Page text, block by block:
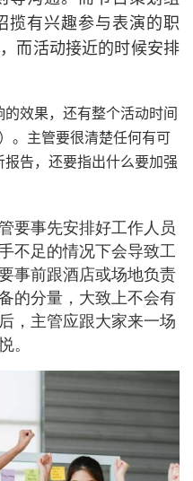
揽有兴趣参与表演的职
而活动接近的时候安排
效果，还有整个活动时间
。主管要很清楚任何有可
告，还要指出什么要加强
要事先安排好工作人员
不足的情况下会导致工
事前跟酒店或场地负责
的分量，大致上不会有
，主管应跟大家来一场
。